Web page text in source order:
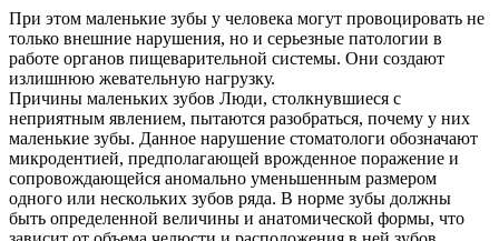
При этом маленькие зубы у человека могут провоцировать не
только внешние нарушения, но и серьезные патологии в
работе органов пищеварительной системы. Они создают
излишнюю жевательную нагрузку.
Причины маленьких зубов Люди, столкнувшиеся с
неприятным явлением, пытаются разобраться, почему у них
маленькие зубы. Данное нарушение стоматологи обозначают
микродентией, предполагающей врожденное поражение и
сопровождающейся аномально уменьшенным размером
одного или нескольких зубов ряда. В норме зубы должны
быть определенной величины и анатомической формы, что